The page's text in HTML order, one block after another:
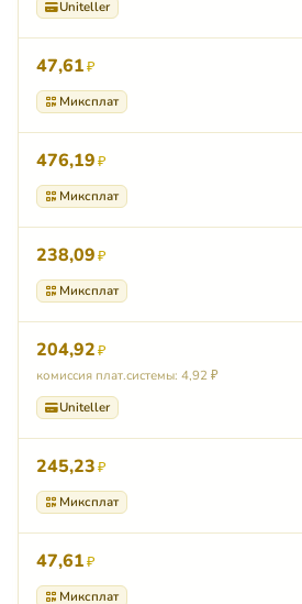
Uniteller
47,61₽
Миксплат
476,19₽
Миксплат
238,09₽
Миксплат
204,92₽
комиссия плат.системы: 4,92 ₽
Uniteller
245,23₽
Миксплат
47,61₽
Миксплат